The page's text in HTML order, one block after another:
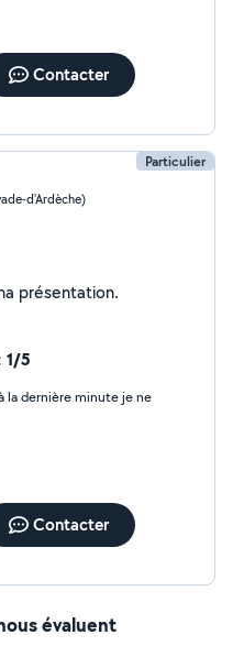
Contacter
Particulier
d'Ardèche)
Je n'ai pas encore renseigné ma présentation.
1/5
la dernière minute je ne
Contacter
évaluent